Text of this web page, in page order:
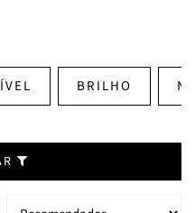
BRILHO